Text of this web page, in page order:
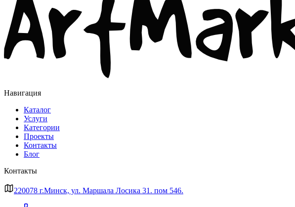
Навигация
Каталог
Услуги
Категории
Проекты
Контакты
Блог
Контакты
220078 г.Минск, ул. Маршала Лосика 31. пом 546.